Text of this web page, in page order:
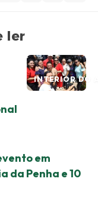
ler
INTERIOR DO
em
da Penha e 10